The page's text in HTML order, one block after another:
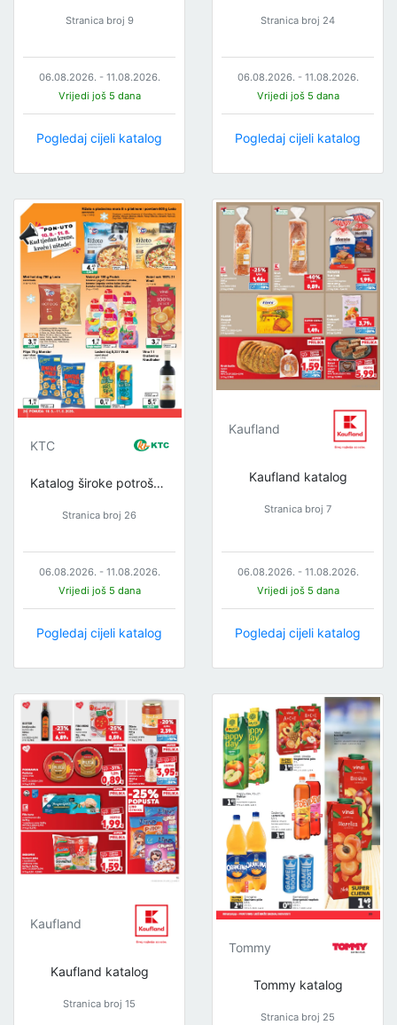
Stranica broj 9
06.08.2026. - 11.08.2026.
Vrijedi još 5 dana
Pogledaj cijeli katalog
Stranica broj 24
06.08.2026. - 11.08.2026.
Vrijedi još 5 dana
Pogledaj cijeli katalog
KTC
Katalog široke potrošnje
Stranica broj 26
06.08.2026. - 11.08.2026.
Vrijedi još 5 dana
Pogledaj cijeli katalog
Kaufland
Kaufland katalog
Stranica broj 7
06.08.2026. - 11.08.2026.
Vrijedi još 5 dana
Pogledaj cijeli katalog
Kaufland
Kaufland katalog
Stranica broj 15
Tommy
Tommy katalog
Stranica broj 25